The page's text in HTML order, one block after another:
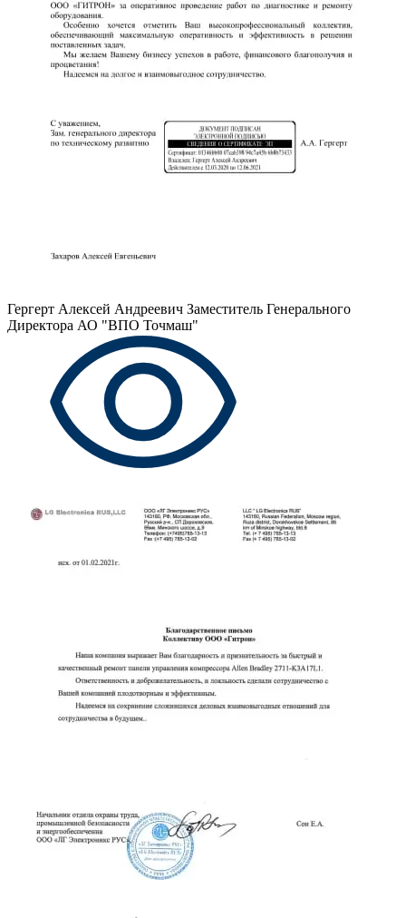
Гергерт Алексей Андреевич Заместитель Генерального
Директора АО "ВПО Точмаш"